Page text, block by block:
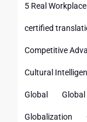
5 Real
certified
Competitive
Cultural
Global
Globalization